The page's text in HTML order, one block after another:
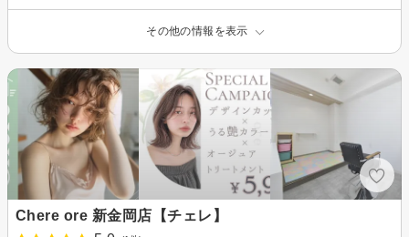
その他の情報を表示
Chere ore 新金岡店【チェレ】